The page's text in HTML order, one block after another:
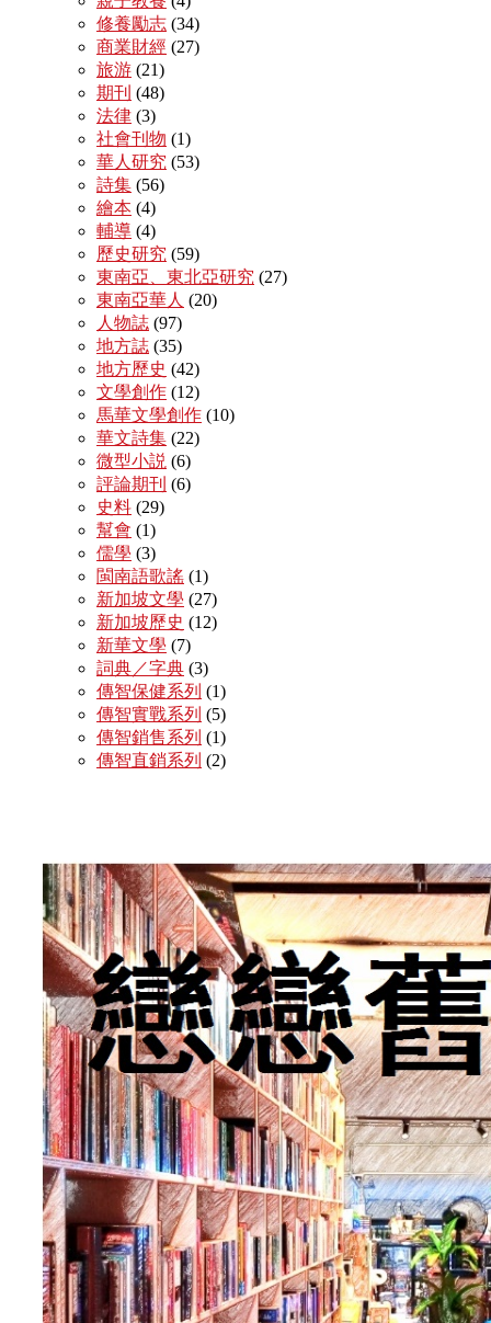
修養勵志 (34)
商業財經 (27)
旅游 (21)
期刊 (48)
法律 (3)
社會刊物 (1)
華人研究 (53)
詩集 (56)
繪本 (4)
輔導 (4)
歷史研究 (59)
東南亞、東北亞研究 (27)
東南亞華人 (20)
人物誌 (97)
地方誌 (35)
地方歷史 (42)
文學創作 (12)
馬華文學創作 (10)
華文詩集 (22)
微型小説 (6)
評論期刊 (6)
史料 (29)
幫會 (1)
儒學 (3)
閩南語歌謠 (1)
新加坡文學 (27)
新加坡歷史 (12)
新華文學 (7)
詞典／字典 (3)
傳智保健系列 (1)
傳智實戰系列 (5)
傳智銷售系列 (1)
傳智直銷系列 (2)